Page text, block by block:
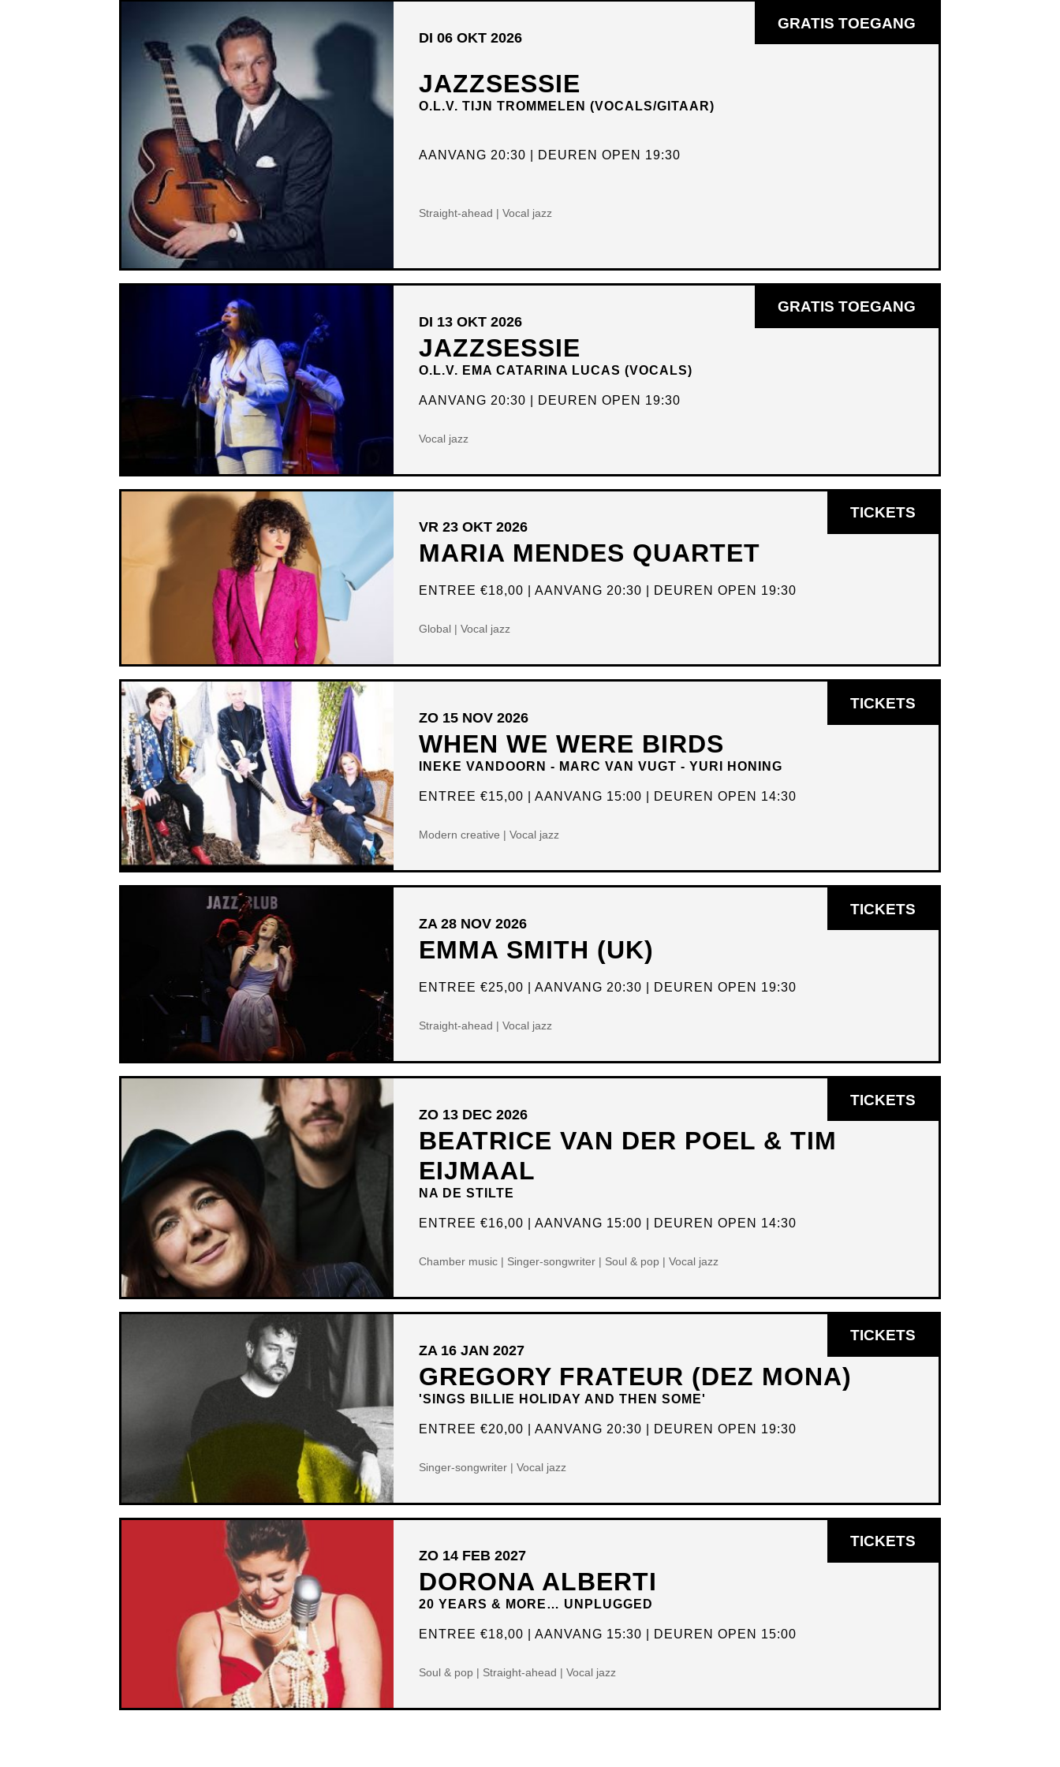
JAZZSESSIE
O.L.V. TIJN TROMMELEN (VOCALS/GITAAR)
DI 06 OKT 2026
AANVANG 20:30 DEUREN OPEN 19:30
Straight-ahead | Vocal jazz
GRATIS TOEGANG
JAZZSESSIE
O.L.V. EMA CATARINA LUCAS (VOCALS)
DI 13 OKT 2026
AANVANG 20:30 DEUREN OPEN 19:30
Vocal jazz
GRATIS TOEGANG
MARIA MENDES QUARTET
VR 23 OKT 2026
ENTREE€18,00 AANVANG 20:30 DEUREN OPEN 19:30
Global | Vocal jazz
TICKETS
IN
WHEN WE WERE BIRDS
INEKE VANDOORN - MARC VAN VUGT - YURI HONING
ZO 15 NOV 2026
ENTREE€15,00 AANVANG 15:00 DEUREN OPEN 14:30
Modern creative | Vocal jazz
TICKETS
IN
EMMA SMITH (UK)
ZA 28 NOV 2026
ENTREE€25,00 AANVANG 20:30 DEUREN OPEN 19:30
Straight-ahead | Vocal jazz
TICKETS
IN
BEATRICE VAN DER POEL & TIM
EIJMAAL
NA DE STILTE
ZO 13 DEC 2026
ENTREE€16,00 AANVANG 15:00 DEUREN OPEN 14:30
Chamber music | Singer-songwriter | Soul & pop | Vocal jazz
TICKETS
IN
GREGORY FRATEUR (DEZ MONA)
'SINGS BILLIE HOLIDAY AND THEN SOME'
ZA 16 JAN 2027
ENTREE€20,00 AANVANG 20:30 DEUREN OPEN 19:30
Singer-songwriter | Vocal jazz
TICKETS
IN
DORONA ALBERTI
20 YEARS & MORE… UNPLUGGED
ZO 14 FEB 2027
ENTREE€18,00 AANVANG 15:30 DEUREN OPEN 15:00
Soul & pop | Straight-ahead | Vocal jazz
TICKETS
IN